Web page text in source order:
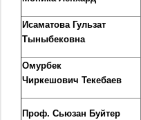
Исаматова Гульзат
Тыныбековна
Омурбек
Чиркешович Текебаев
Проф. Сьюзан Буйтер